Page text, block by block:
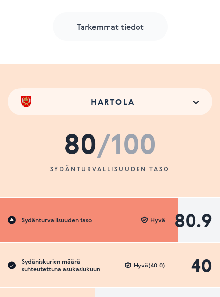
Tarkemmat tiedot
HARTOLA
80/100
SYDÄNTURVALLISUUDEN TASO
Sydänturvallisuuden taso 80.9
Hyvä
Sydäniskurien määrä
suhteutettuna asukaslukuun
40
Hyvä(40.0)